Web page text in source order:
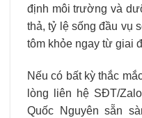
định môi trường và
thả, tỷ lệ sống đầu vụ
tôm khỏe ngay từ giai
Nếu có bất kỳ thắc
lòng liên hệ SĐT/
Quốc Nguyên sẵn